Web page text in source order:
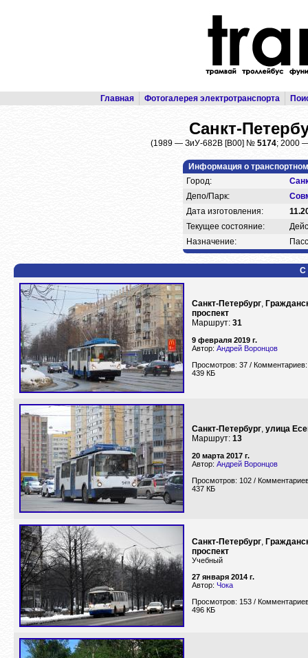
Главная Фотогалерея электротранспорта
Санкт-
(1989 — ЗиУ-682В [В00] № 5174; 2000
Информация о
Город:
Депо/Парк:
Дата изготовления:
Текущее состояние:
Назначение:
С
Санкт-Петербург,
проспект
Маршрут: 31
9 февраля 2019 г.
Автор: Андрей Воронцов
Просмотров: 37 /
439 КБ
Санкт-Петербург, улица
Маршрут: 13
20 марта 2017 г.
Автор: Андрей Воронцов
Просмотров: 102 /
437 КБ
Санкт-Петербург,
проспект
Учебный
27 января 2014 г.
Автор: Чока
Просмотров: 153 /
496 КБ